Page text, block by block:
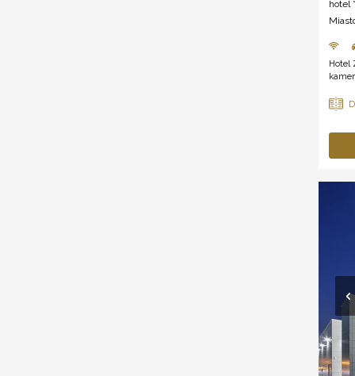
hotel
Hotel